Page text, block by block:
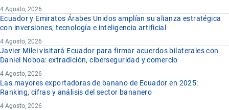
4 Agosto, 2026
Ecuador y Emiratos Árabes Unidos amplían su alianza estratégica
con inversiones, tecnología e inteligencia artificial
4 Agosto, 2026
Javier Milei visitará Ecuador para firmar acuerdos bilaterales con
Daniel Noboa: extradición, ciberseguridad y comercio
4 Agosto, 2026
Las mayores exportadoras de banano de Ecuador en 2025:
Ranking, cifras y análisis del sector bananero
4 Agosto, 2026